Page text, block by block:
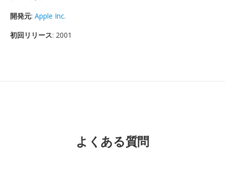
開発元: Apple Inc.
初回リリース: 2001
よくある質問